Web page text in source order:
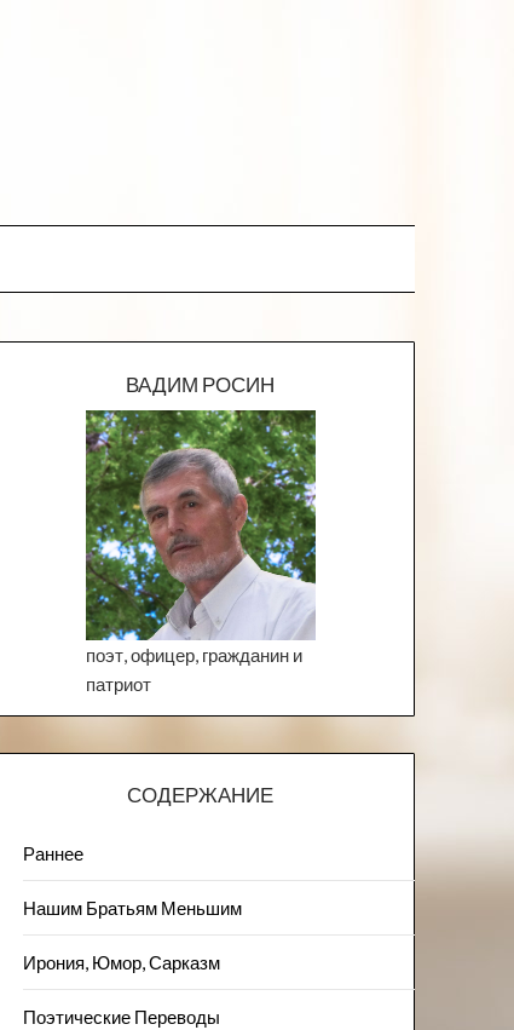
ВАДИМ РОСИН
поэт, офицер, гражданин и
патриот
СОДЕРЖАНИЕ
Раннее
Нашим Братьям Меньшим
Ирония, Юмор, Сарказм
Поэтические Переводы